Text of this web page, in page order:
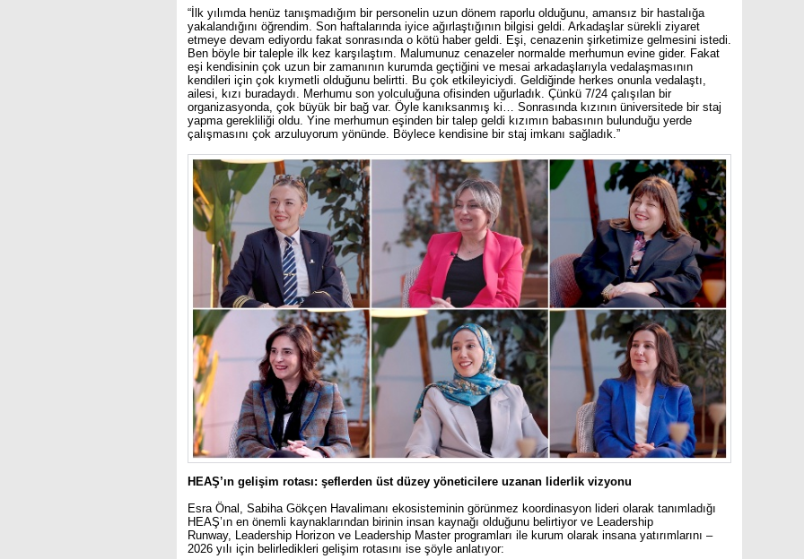
“İlk yılımda henüz tanışmadığım bir personelin uzun dönem raporlu olduğunu, amansız bir hastalığa
yakalandığını öğrendim. Son haftalarında iyice ağırlaştığının bilgisi geldi. Arkadaşlar sürekli ziyaret
etmeye devam ediyordu fakat sonrasında o kötü haber geldi. Eşi, cenazenin şirketimize gelmesini istedi.
Ben böyle bir taleple ilk kez karşılaştım. Malumunuz cenazeler normalde merhumun evine gider. Fakat
eşi kendisinin çok uzun bir zamanının kurumda geçtiğini ve mesai arkadaşlarıyla vedalaşmasının
kendileri için çok kıymetli olduğunu belirtti. Bu çok etkileyiciydi. Geldiğinde herkes onunla vedalaştı,
ailesi, kızı buradaydı. Merhumu son yolculuğuna ofisinden uğurladık. Çünkü 7/24 çalışılan bir
organizasyonda, çok büyük bir bağ var. Öyle kanıksanmış ki… Sonrasında kızının üniversitede bir staj
yapma gerekliliği oldu. Yine merhumun eşinden bir talep geldi kızımın babasının bulunduğu yerde
çalışmasını çok arzuluyorum yönünde. Böylece kendisine bir staj imkanı sağladık.”
HEAŞ’ın gelişim rotası: şeflerden üst düzey yöneticilere uzanan liderlik vizyonu
Esra Önal, Sabiha Gökçen Havalimanı ekosisteminin görünmez koordinasyon lideri olarak tanımladığı
HEAŞ’ın en önemli kaynaklarından birinin insan kaynağı olduğunu belirtiyor ve Leadership
Runway, Leadership Horizon ve Leadership Masterprogramları ile kurum olarak insana yatırımlarını –
2026 yılı için belirledikleri gelişim rotasını ise şöyle anlatıyor: